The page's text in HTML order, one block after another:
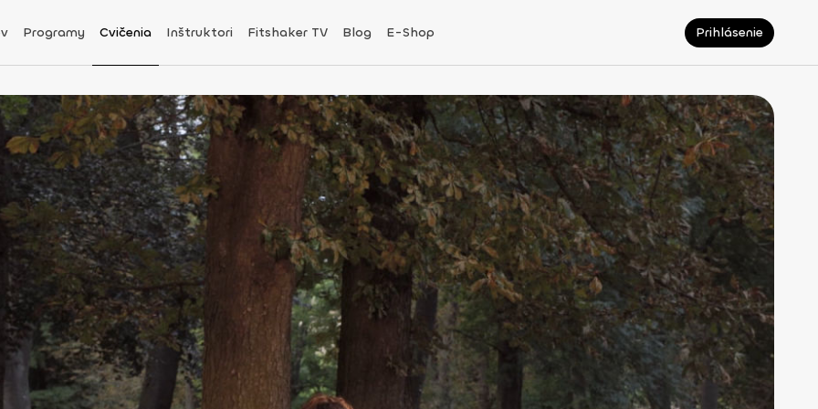
Programy Cvičenia Inštruktori Fitshaker TV Blog E-Shop Prihlásenie